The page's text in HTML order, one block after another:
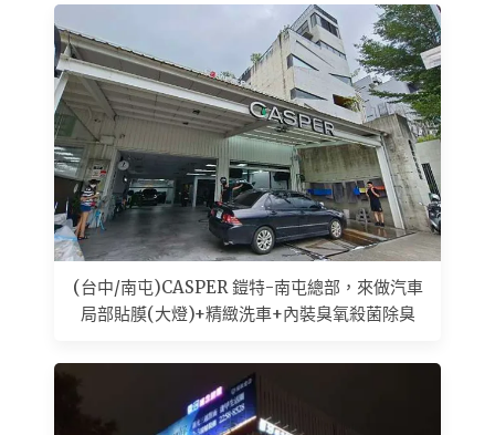
(台中/南屯)CASPER 鎧特-南屯總部，來做汽車
局部貼膜(大燈)+精緻洗車+內裝臭氧殺菌除臭